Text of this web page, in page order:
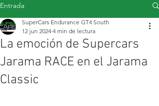
Entrada
La emoción de Supercars
Jarama RACE en el Jarama
Classic
SuperCars Endurance GT4 South
12 jun 2024 4 min de lectura